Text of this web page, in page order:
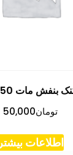
بنفش مات 50 عددی
تومان50,000
اطلاعات بیشتر